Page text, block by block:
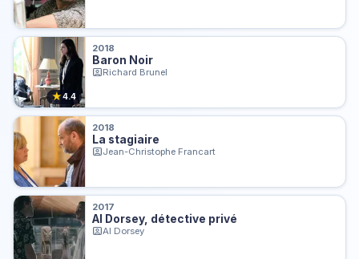
★4.4
2018
Baron Noir
Richard Brunel
2018
La stagiaire
Jean-Christophe Francart
2017
Al Dorsey, détective privé
Al Dorsey